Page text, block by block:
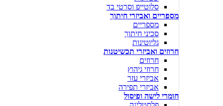
סלוטייפ וסרטי בד
מספריים ואביזרי חיתוך
מספריים
סכיני חיתוך
גליוטינות
חרוזים ואביזרי תכשיטנות
חרוזים
חרוזי גיהוץ
אביזרי עזר
אביזרי תפירה
חומרי לישה ופיסול